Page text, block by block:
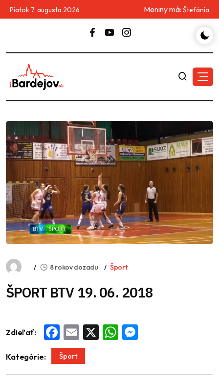
Piatok 7. augusta 2026 Meniny má: Štefánia
8 rokov dozadu Šport
ŠPORT BTV 19. 06. 2018
Zdieľať: Facebook
Email WhatsApp
Kategórie: Šport